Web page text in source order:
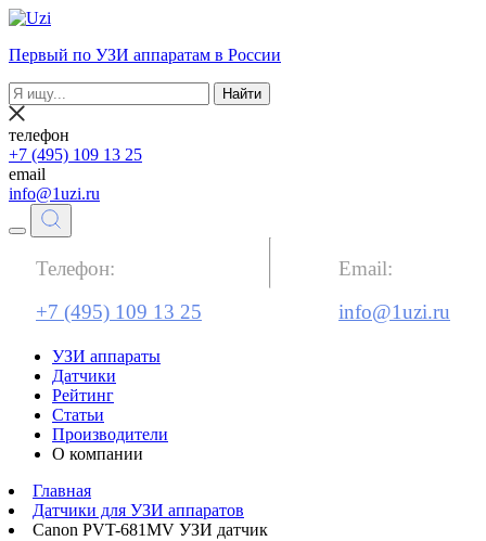
Первый по УЗИ аппаратам в России
Найти
телефон
+7 (495) 109 13 25
email
info@1uzi.ru
Телефон:
+7 (495) 109 13 25
Email:
info@1uzi.ru
УЗИ аппараты
Датчики
Рейтинг
Статьи
Производители
О компании
Главная
Датчики для УЗИ аппаратов
Canon PVT-681MV УЗИ датчик